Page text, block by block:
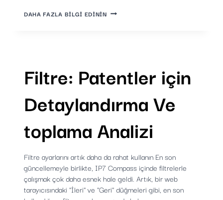
DAHA FAZLA BILGI EDININIP7
KÜRESEL
PATENT
VERITABANI
Filtre: Patentler için
Detaylandırma Ve
toplama Analizi
Filtre ayarlarını artık daha da rahat kullanın En son
güncellemeyle birlikte, IP7 Compass içinde filtrelerle
çalışmak çok daha esnek hale geldi. Artık, bir web
tarayıcısındaki "İleri" ve "Geri" düğmeleri gibi, en son